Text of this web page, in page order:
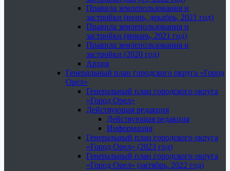
Правила землепользования и
застройки (июнь, декабрь, 2021 год)
Правила землепользования и
застройки (январь, 2021 год)
Правила землепользования и
застройки (2020 год)
Архив
Генеральный план городского округа «Город
Орел»
Генеральный план городского округа
«Город Орел»
Действующая редакция
Действующая редакция
Информация
Генеральный план городского округа
«Город Орел» (2023 год)
Генеральный план городского округа
«Город Орел» (октябрь, 2022 год)